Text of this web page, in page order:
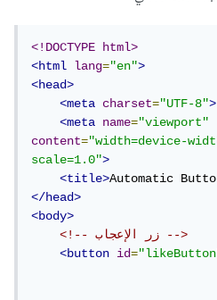
<!DOCTYPE html>
<html
lang="en">
<head>
<meta
charset="UTF-8">
<meta
name="viewport"
content="width=device-
scale=1.0">
<title>Automatic
</head>
<body>
<!-- زر الإعجاب -->
<button
id=